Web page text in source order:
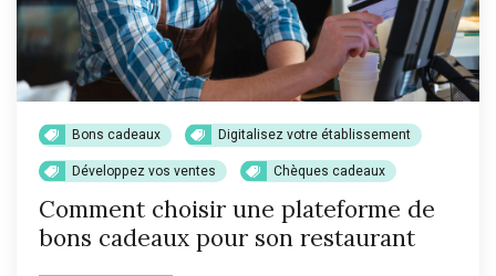
Bons cadeaux
Digitalisez votre établissement
Développez vos ventes
Chèques cadeaux
Comment choisir une plateforme de
bons cadeaux pour son restaurant